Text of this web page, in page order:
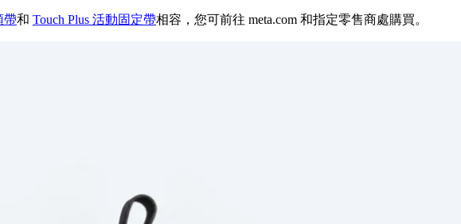
帶和 Touch Plus 活動固定帶相容，您可前往 meta.com 和指定零售商處購買。